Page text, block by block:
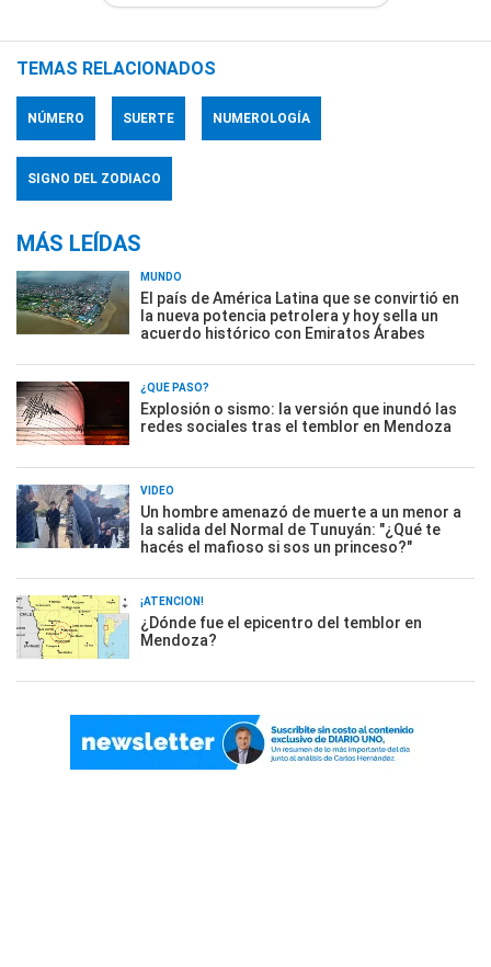
TEMAS RELACIONADOS
NÚMERO SUERTE NUMEROLOGÍA
SIGNO DEL ZODIACO
MÁS LEÍDAS
MUNDO
El país de América Latina que se convirtió en
la nueva potencia petrolera y hoy sella un
acuerdo histórico con Emiratos Árabes
¿QUÉ PASÓ?
Explosión o sismo: la versión que inundó las
redes sociales tras el temblor en Mendoza
VIDEO
Un hombre amenazó de muerte a un menor a
la salida del Normal de Tunuyán: "¿Qué te
hacés el mafioso si sos un princeso?"
¡ATENCIÓN!
¿Dónde fue el epicentro del temblor en
Mendoza?